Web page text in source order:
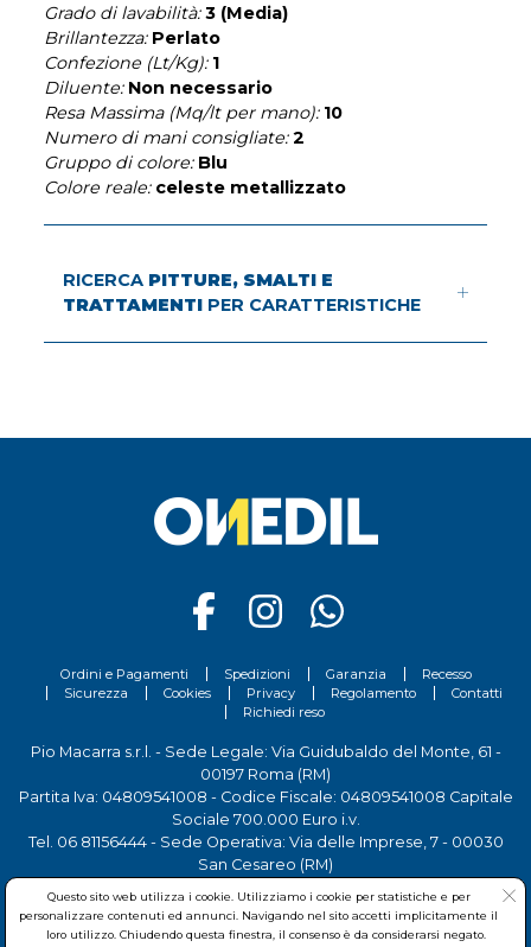
Grado di lavabilità: 3 (Media)
Brillantezza: Perlato
Confezione (Lt/Kg): 1
Diluente: Non necessario
Resa Massima (Mq/lt per mano): 10
Numero di mani consigliate: 2
Gruppo di colore: Blu
Colore reale: celeste metallizzato
RICERCA PITTURE, SMALTI E
TRATTAMENTI PER CARATTERISTICHE
Ordini e Pagamenti Spedizioni Garanzia
Recesso
Sicurezza
Cookies Privacy Regolamento
Contatti
Richiedi reso
Pio Macarra s.r.l. - Sede Legale: Via Guidubaldo del Monte, 61 -
00197 Roma (RM)
Partita Iva: 04809541008 - Codice Fiscale: 04809541008 Capitale
Sociale 700.000 Euro i.v.
Tel. 06 81156444- Sede Operativa: Via delle Imprese, 7 - 00030
San Cesareo (RM)
Questo sito web utilizza i cookie. Utilizziamo i cookie per statistiche e per
personalizzare contenuti ed annunci. Navigando nel sito accetti implicitamente il
loro utilizzo. Chiudendo questa finestra, il consenso è da considerarsi negato.